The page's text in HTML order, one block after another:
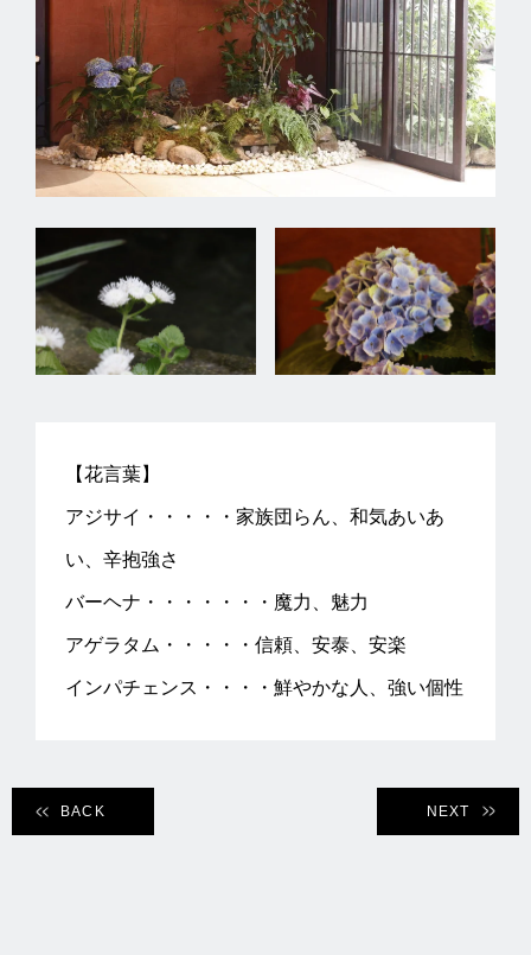
【花言葉】
アジサイ・・・・・家族団らん、和気あいあ
い、辛抱強さ
バーヘナ・・・・・・・魔力、魅力
アゲラタム・・・・・信頼、安泰、安楽
インパチェンス・・・・鮮やかな人、強い個性
BACK NEXT